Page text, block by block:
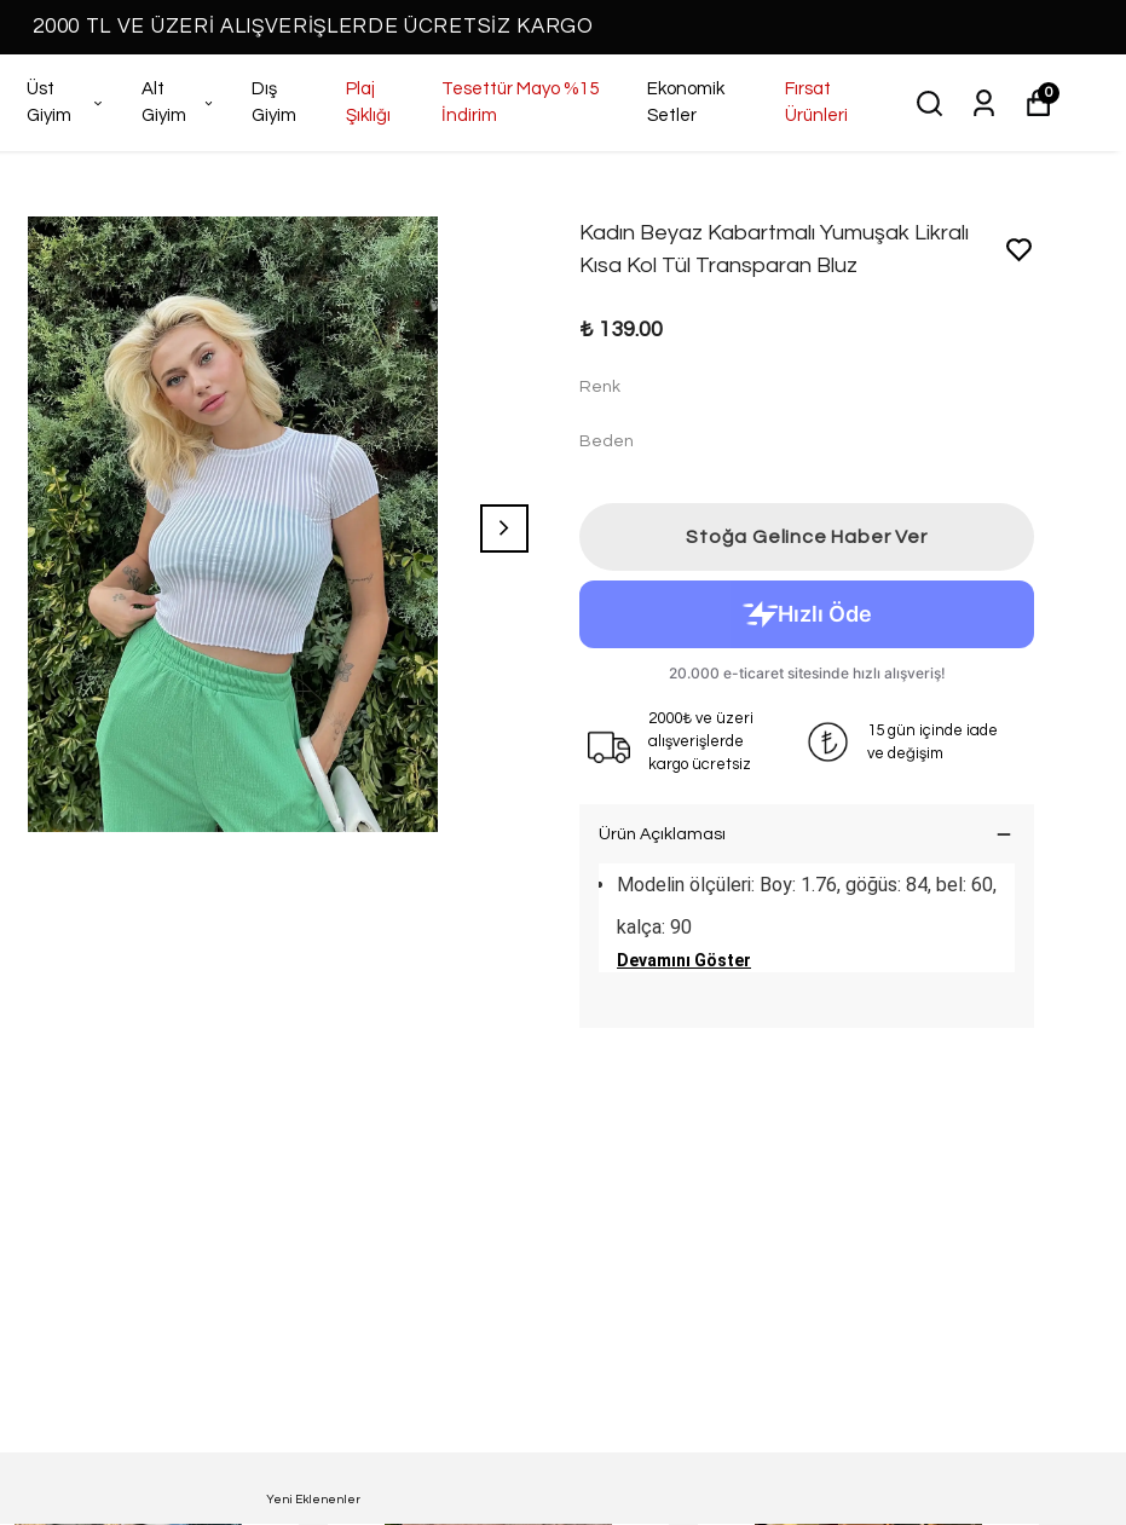
2000 TL VE ÜZERİ ALIŞVERİŞLERDE ÜCRETSİZ KARGO
Üst
Giyim
Alt
Giyim
Dış
Giyim
Plaj
Şıklığı
Tesettür Mayo %15
İndirim
Ekonomik
Setler
Fırsat
Ürünleri
0
Kadın Beyaz Kabartmalı Yumuşak Likralı
Kısa Kol Tül Transparan Bluz
₺ 139.00
Renk
Beden
Stoğa Gelince Haber Ver
2000₺ ve üzeri
alışverişlerde
kargo ücretsiz
15 gün içinde iade
ve değişim
Ürün Açıklaması
Modelin ölçüleri: Boy: 1.76, göğüs: 84, bel: 60,
kalça: 90
Devamını Göster
Yeni Eklenenler